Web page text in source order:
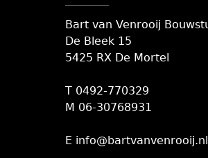
Bart van Venrooij
De Bleek 15
5425 RX De Mortel
T 0492-770329
M 06-30768931
E info@bartvanvenrooij.nl